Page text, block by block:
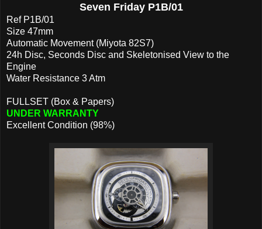
Seven Friday P1B/01
Ref P1B/01
Size 47mm
Automatic Movement (Miyota 82S7)
24h Disc, Seconds Disc and Skeletonised View to the
Engine
Water Resistance 3 Atm
FULLSET (Box & Papers)
UNDER WARRANTY
Excellent Condition (98%)